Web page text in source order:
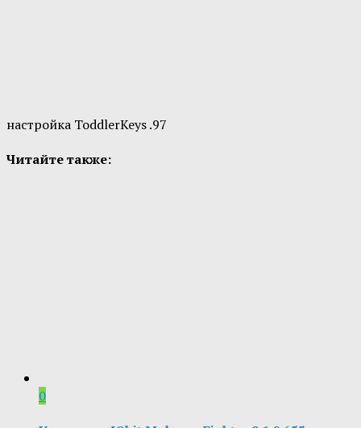
настройка ToddlerKeys .97
Читайте также:
0